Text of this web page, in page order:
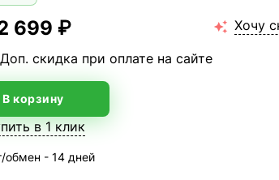
699 ₽  Хочу
Доп. скидка при оплате на сайте
В корзину
в 1 клик
обмен - 14 дней